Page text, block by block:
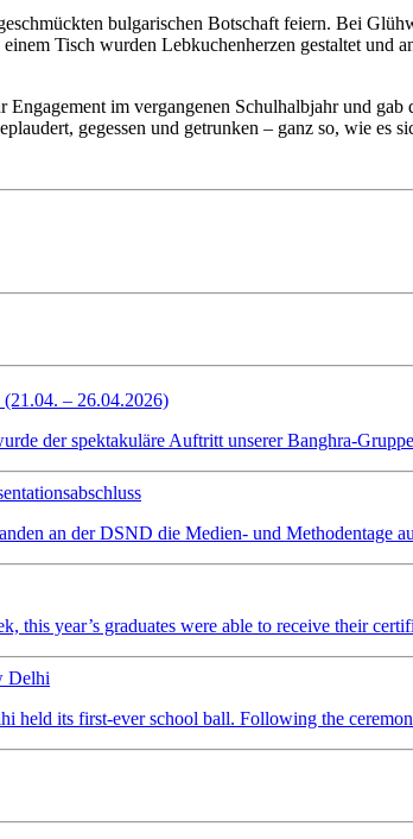
bulgarischen Botschaft feiern. Bei
Tisch wurden Lebkuchenherzen gestaltet und
im vergangenen Schulhalbjahr und
gegessen und getrunken – ganz so, wie es
– 26.04.2026)
der spektakuläre Auftritt unserer Banghra-
an der DSND die Medien- und Methodentage
this year’s graduates were able to receive their
Delhi
held its first-ever school ball. Following the